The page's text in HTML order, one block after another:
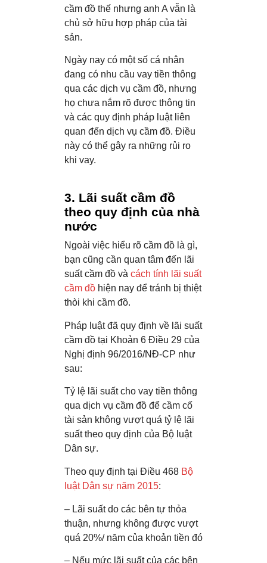
cầm đồ thế nhưng anh A vẫn là
chủ sở hữu hợp pháp của tài
sản.
Ngày nay có một số cá nhân
đang có nhu cầu vay tiền thông
qua các dịch vụ cầm đồ, nhưng
họ chưa nắm rõ được thông tin
và các quy định pháp luật liên
quan đến dịch vụ cầm đồ. Điều
này có thể gây ra những rủi ro
khi vay.
3. Lãi suất cầm đồ
theo quy định của nhà
nước
Ngoài việc hiểu rõ cầm đồ là gì,
bạn cũng cần quan tâm đến lãi
suất cầm đồ và cách tính lãi suất
cầm đồ hiện nay để tránh bị thiệt
thòi khi cầm đồ.
Pháp luật đã quy định về lãi suất
cầm đồ tại Khoản 6 Điều 29 của
Nghị định 96/2016/NĐ-CP như
sau:
Tỷ lệ lãi suất cho vay tiền thông
qua dịch vụ cầm đồ để cầm cố
tài sản không vượt quá tỷ lệ lãi
suất theo quy định của Bộ luật
Dân sự.
Theo quy định tại Điều 468 Bộ
luật Dân sự năm 2015:
– Lãi suất do các bên tự thỏa
thuận, nhưng không được vượt
quá 20%/ năm của khoản tiền đó
– Nếu mức lãi suất của các bên